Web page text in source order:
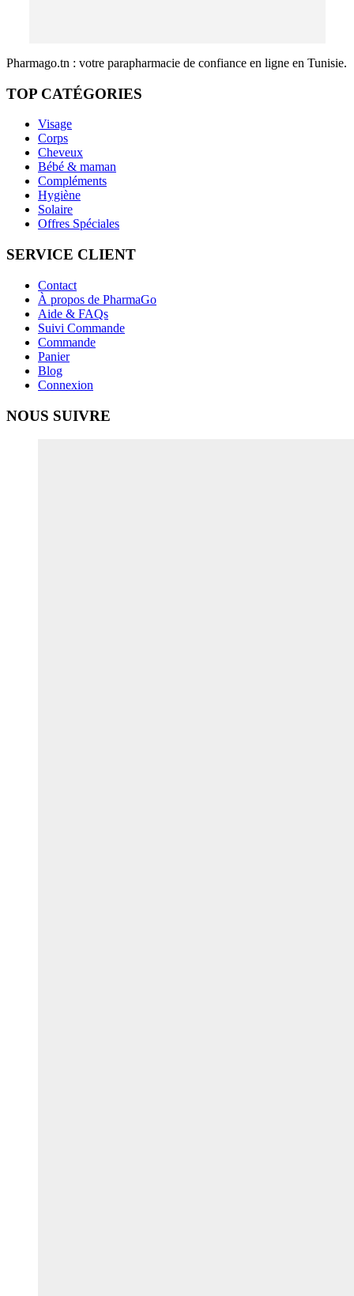
Pharmago.tn : votre parapharmacie de confiance en ligne en Tunisie.
TOP CATÉGORIES
Visage
Corps
Cheveux
Bébé & maman
Compléments
Hygiène
Solaire
Offres Spéciales
SERVICE CLIENT
Contact
À propos de PharmaGo
Aide & FAQs
Suivi Commande
Commande
Panier
Blog
Connexion
NOUS SUIVRE